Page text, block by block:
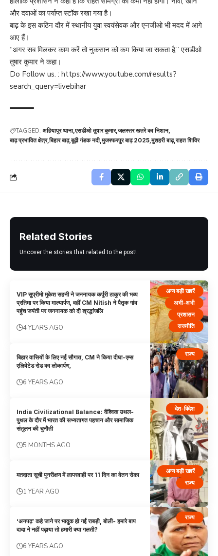
और दवाओं का पर्याप्त स्टॉक रखा गया है।
बाढ़ के इस कठिन दौर में स्थानीय युवा स्वयंसेवक और एनजीओ भी मदद में आगे
आए हैं।
“अगर सब मिलकर काम करें तो नुकसान को कम किया जा सकता है,” एसडीओ
तुषार कुमार ने कहा।
Do Follow us. : https://www.youtube.com/results?
search_query=livebihar
TAGGED: अहियापुर थाना एसडीओ तुषार कुमार जलस्तर खतरे का निशान
बाढ़ प्रभावित क्षेत्र बिहार बाढ़ बूढ़ी गंडक नदी मुजफ्फरपुर बाढ़ 2025 मुशहरी बाढ़ राहत शिविर
Related Stories
Uncover the stories that related to the post!
अन्य बड़ी खबरें
अभी-अभी
प्रशासन
राजनीति
VIP सुप्रीमो मुकेश सहनी ने जननायक कर्पूरी ठाकुर की भव्य
प्रतिमा पर किया माल्यार्पण, वहीं CM Nitish ने पैतृक गांव
पहुंच जयंती पर जननायक को दी श्रद्धांजलि
4 YEARS AGO
राज्य
बिहार वासियों के लिए नई सौगात, CM ने किया दीघा-एम्स
एलिवेटेड रोड का लोकार्पण,
6 YEARS AGO
देश-विदेश
India Civilizational Balance: वैश्विक उथल-
पुथल के दौर में भारत की सभ्यतागत पहचान और सामाजिक
संतुलन की चुनौती
5 MONTHS AGO
अन्य बड़ी खबरें
राज्य
मतदाता सूची पुनरीक्षण में लापरवाही पर 11 दिन का वेतन रोका
1 YEAR AGO
राज्य
‘अनपढ़’ कहे जाने पर भावुक हो गईं राबड़ी, बोली- हमारे बाप
दादा ने नहीं पढ़ाया तो हमारी क्या गलती?
6 YEARS AGO